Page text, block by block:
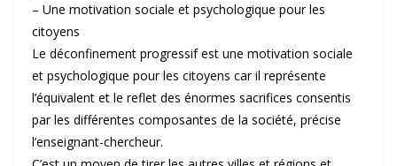
– Une motivation sociale et psychologique pour les
citoyens
Le déconfinement progressif est une motivation sociale
et psychologique pour les citoyens car il représente
l’équivalent et le reflet des énormes sacrifices consentis
par les différentes composantes de la société, précise
l’enseignant-chercheur.